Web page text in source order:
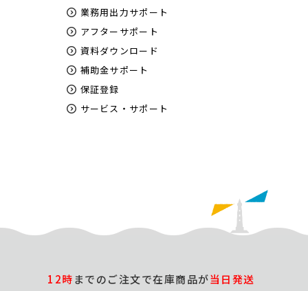
業務用出力サポート
アフターサポート
資料ダウンロード
補助金サポート
保証登録
サービス・サポート
12時までのご注文で在庫商品が当日発送